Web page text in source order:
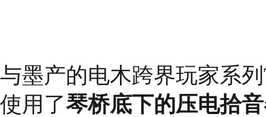
与墨产的电木跨界玩家系列
使用了琴桥底下的压电拾